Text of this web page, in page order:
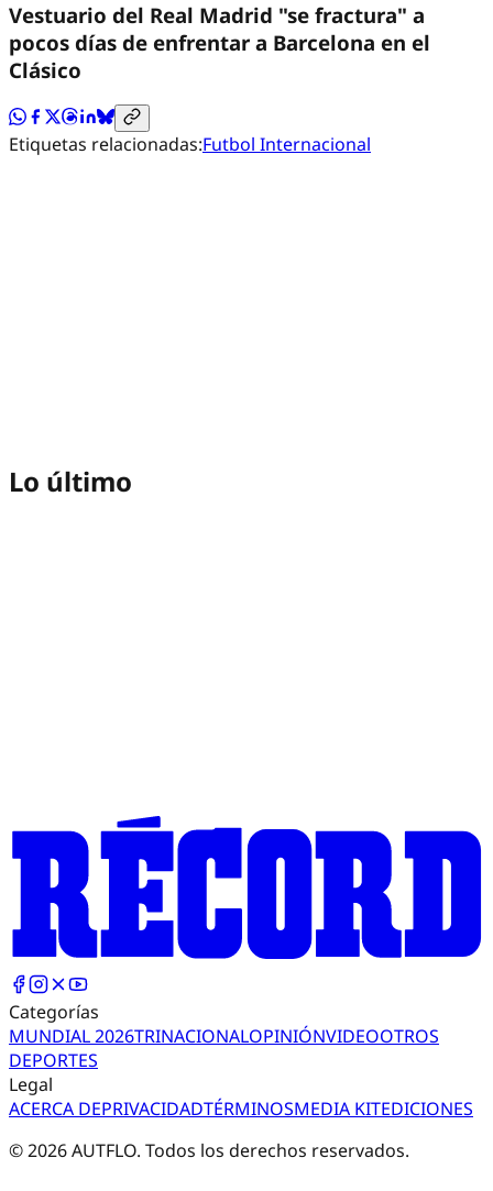
Vestuario del Real Madrid "se fractura" a
pocos días de enfrentar a Barcelona en el
Clásico
Etiquetas relacionadas:Futbol Internacional
Lo último
Categorías
MUNDIAL 2026TRINACIONALOPINIÓNVIDEOOTROS
DEPORTES
Legal
ACERCA DEPRIVACIDADTÉRMINOSMEDIA KITEDICIONES
©2026AUTFLO. Todos los derechos reservados.